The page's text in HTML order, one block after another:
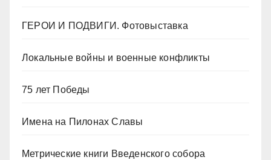
ГЕРОИ И ПОДВИГИ. Фотовыставка
Локальные войны и военные конфликты
75 лет Победы
Имена на Пилонах Славы
Метрические книги Введенского собора